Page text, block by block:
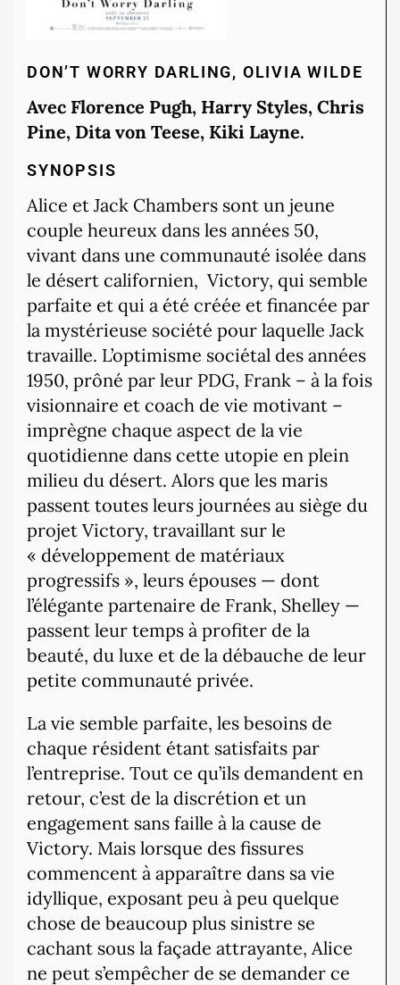
DON’T WORRY DARLING, OLIVIA WILDE
Avec Florence Pugh, Harry Styles, Chris
Pine, Dita von Teese, Kiki Layne.
SYNOPSIS
Alice et Jack Chambers sont un jeune
couple heureux dans les années 50,
vivant dans une communauté isolée dans
le désert californien, Victory, qui semble
parfaite et qui a été créée et financée par
la mystérieuse société pour laquelle Jack
travaille. L’optimisme sociétal des années
1950, prôné par leur PDG, Frank – à la fois
visionnaire et coach de vie motivant –
imprègne chaque aspect de la vie
quotidienne dans cette utopie en plein
milieu du désert. Alors que les maris
passent toutes leurs journées au siège du
projet Victory, travaillant sur le
« développement de matériaux
progressifs », leurs épouses — dont
l’élégante partenaire de Frank, Shelley —
passent leur temps à profiter de la
beauté, du luxe et de la débauche de leur
petite communauté privée.
La vie semble parfaite, les besoins de
chaque résident étant satisfaits par
l’entreprise. Tout ce qu’ils demandent en
retour, c’est de la discrétion et un
engagement sans faille à la cause de
Victory. Mais lorsque des fissures
commencent à apparaître dans sa vie
idyllique, exposant peu à peu quelque
chose de beaucoup plus sinistre se
cachant sous la façade attrayante, Alice
ne peut s’empêcher de se demander ce